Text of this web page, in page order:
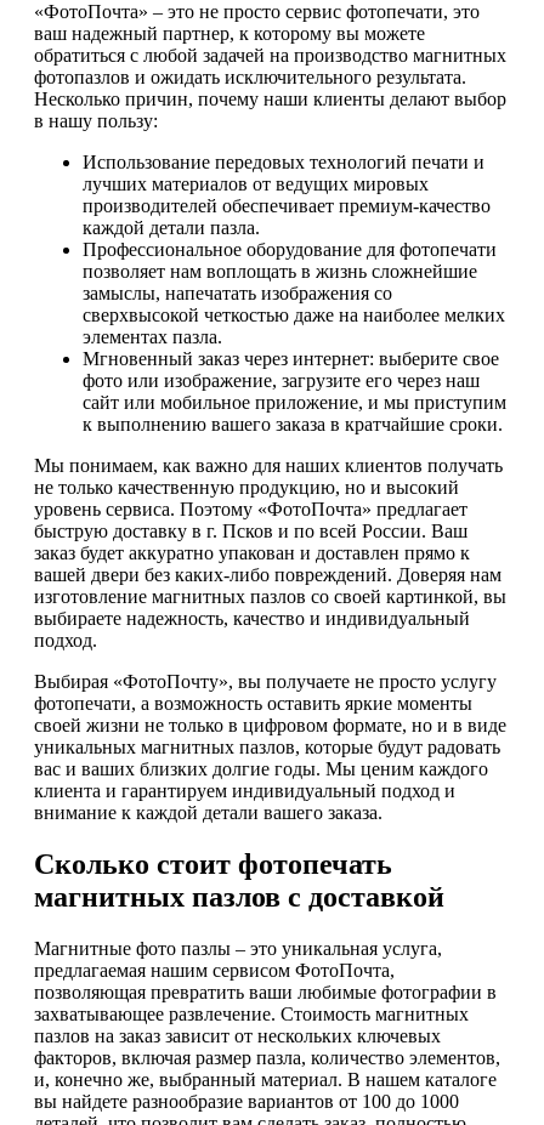
«ФотоПочта» – это не просто сервис фотопечати, это
ваш надежный партнер, к которому вы можете
обратиться с любой задачей на производство магнитных
фотопазлов и ожидать исключительного результата.
Несколько причин, почему наши клиенты делают выбор
в нашу пользу:
Использование передовых технологий печати и
лучших материалов от ведущих мировых
производителей обеспечивает премиум-качество
каждой детали пазла.
Профессиональное оборудование для фотопечати
позволяет нам воплощать в жизнь сложнейшие
замыслы, напечатать изображения со
сверхвысокой четкостью даже на наиболее мелких
элементах пазла.
Мгновенный заказ через интернет: выберите свое
фото или изображение, загрузите его через наш
сайт или мобильное приложение, и мы приступим
к выполнению вашего заказа в кратчайшие сроки.
Мы понимаем, как важно для наших клиентов получать
не только качественную продукцию, но и высокий
уровень сервиса. Поэтому «ФотоПочта» предлагает
быструю доставку в г. Псков и по всей России. Ваш
заказ будет аккуратно упакован и доставлен прямо к
вашей двери без каких-либо повреждений. Доверяя нам
изготовление магнитных пазлов со своей картинкой, вы
выбираете надежность, качество и индивидуальный
подход.
Выбирая «ФотоПочту», вы получаете не просто услугу
фотопечати, а возможность оставить яркие моменты
своей жизни не только в цифровом формате, но и в виде
уникальных магнитных пазлов, которые будут радовать
вас и ваших близких долгие годы. Мы ценим каждого
клиента и гарантируем индивидуальный подход и
внимание к каждой детали вашего заказа.
Сколько стоит фотопечать
магнитных пазлов с доставкой
Магнитные фото пазлы – это уникальная услуга,
предлагаемая нашим сервисом ФотоПочта,
позволяющая превратить ваши любимые фотографии в
захватывающее развлечение. Стоимость магнитных
пазлов на заказ зависит от нескольких ключевых
факторов, включая размер пазла, количество элементов,
и, конечно же, выбранный материал. В нашем каталоге
вы найдете разнообразие вариантов от 100 до 1000